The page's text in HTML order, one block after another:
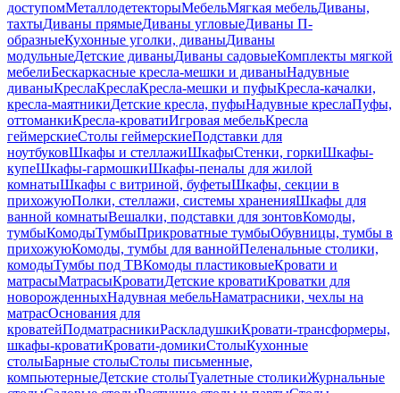
доступомМеталлодетекторыМебельМягкая мебельДиваны,
тахтыДиваны прямыеДиваны угловыеДиваны П-
образныеКухонные уголки, диваныДиваны
модульныеДетские диваныДиваны садовыеКомплекты мягкой
мебелиБескаркасные кресла-мешки и диваныНадувные
диваныКреслаКреслаКресла-мешки и пуфыКресла-качалки,
кресла-маятникиДетские кресла, пуфыНадувные креслаПуфы,
оттоманкиКресла-кроватиИгровая мебельКресла
геймерскиеСтолы геймерскиеПодставки для
ноутбуковШкафы и стеллажиШкафыСтенки, горкиШкафы-
купеШкафы-гармошкиШкафы-пеналы для жилой
комнатыШкафы с витриной, буфетыШкафы, секции в
прихожуюПолки, стеллажи, системы храненияШкафы для
ванной комнатыВешалки, подставки для зонтовКомоды,
тумбыКомодыТумбыПрикроватные тумбыОбувницы, тумбы в
прихожуюКомоды, тумбы для ваннойПеленальные столики,
комодыТумбы под ТВКомоды пластиковыеКровати и
матрасыМатрасыКроватиДетские кроватиКроватки для
новорожденныхНадувная мебельНаматрасники, чехлы на
матрасОснования для
кроватейПодматрасникиРаскладушкиКровати-трансформеры,
шкафы-кроватиКровати-домикиСтолыКухонные
столыБарные столыСтолы письменные,
компьютерныеДетские столыТуалетные столикиЖурнальные